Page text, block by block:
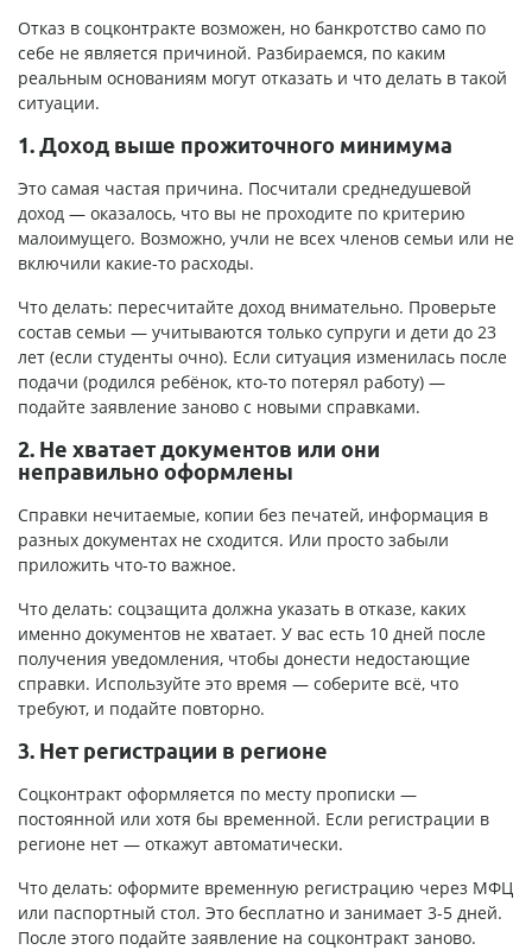
Отказ в соцконтракте возможен, но банкротство само по
себе не является причиной. Разбираемся, по каким
реальным основаниям могут отказать и что делать в такой
ситуации.
1. Доход выше прожиточного минимума
Это самая частая причина. Посчитали среднедушевой
доход — оказалось, что вы не проходите по критерию
малоимущего. Возможно, учли не всех членов семьи или не
включили какие-то расходы.
Что делать: пересчитайте доход внимательно. Проверьте
состав семьи — учитываются только супруги и дети до 23
лет (если студенты очно). Если ситуация изменилась после
подачи (родился ребёнок, кто-то потерял работу) —
подайте заявление заново с новыми справками.
2. Не хватает документов или они
неправильно оформлены
Справки нечитаемые, копии без печатей, информация в
разных документах не сходится. Или просто забыли
приложить что-то важное.
Что делать: соцзащита должна указать в отказе, каких
именно документов не хватает. У вас есть 10 дней после
получения уведомления, чтобы донести недостающие
справки. Используйте это время — соберите всё, что
требуют, и подайте повторно.
3. Нет регистрации в регионе
Соцконтракт оформляется по месту прописки —
постоянной или хотя бы временной. Если регистрации в
регионе нет — откажут автоматически.
Что делать: оформите временную регистрацию через МФЦ
или паспортный стол. Это бесплатно и занимает 3-5 дней.
После этого подайте заявление на соцконтракт заново.